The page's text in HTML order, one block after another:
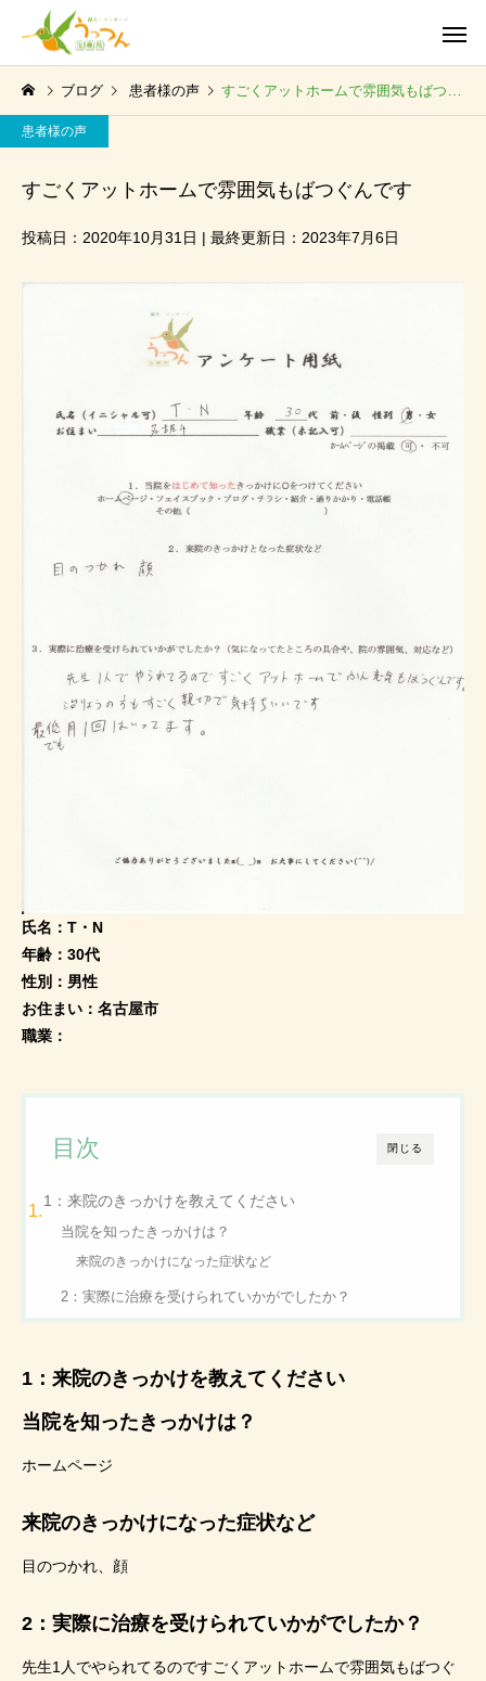
ブログ 患者様の声 すごくアットホームで雰囲気もばつぐんです
患者様の声
すごくアットホームで雰囲気もばつぐんです
投稿日：2020年10月31日 | 最終更新日：2023年7月6日
氏名：T・N
年齢：30代
性別：男性
お住まい：名古屋市
職業：
閉じる
目次
1：来院のきっかけを教えてください
当院を知ったきっかけは？
来院のきっかけになった症状など
2：実際に治療を受けられていかがでしたか？
1：来院のきっかけを教えてください
当院を知ったきっかけは？
ホームページ
来院のきっかけになった症状など
目のつかれ、顔
2：実際に治療を受けられていかがでしたか？
先生1人でやられてるのですごくアットホームで雰囲気もばつぐ